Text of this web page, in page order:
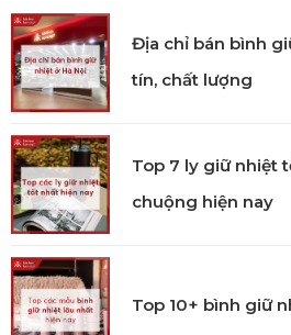
Chảo nướng gang STAUB
món
Địa chỉ bán bình
tín, chất lượng
Top 7 ly giữ nhiệt
chuộng hiện nay
Top 10+ bình giữ